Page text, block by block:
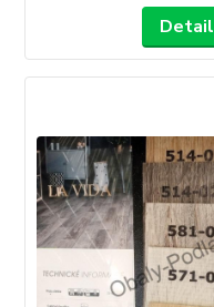
Detail